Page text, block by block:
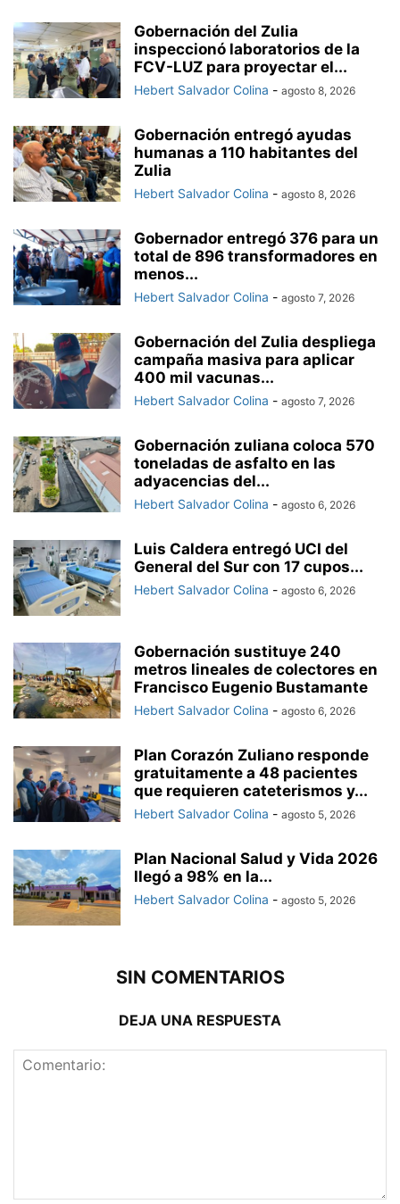
Gobernación del Zulia
inspeccionó laboratorios de la
FCV-LUZ para proyectar el...
Hebert Salvador Colina - agosto 8, 2026
Gobernación entregó ayudas
humanas a 110 habitantes del
Zulia
Hebert Salvador Colina - agosto 8, 2026
Gobernador entregó 376 para un
total de 896 transformadores en
menos...
Hebert Salvador Colina - agosto 7, 2026
Gobernación del Zulia despliega
campaña masiva para aplicar
400 mil vacunas...
Hebert Salvador Colina - agosto 7, 2026
Gobernación zuliana coloca 570
toneladas de asfalto en las
adyacencias del...
Hebert Salvador Colina - agosto 6, 2026
Luis Caldera entregó UCI del
General del Sur con 17 cupos...
Hebert Salvador Colina - agosto 6, 2026
Gobernación sustituye 240
metros lineales de colectores en
Francisco Eugenio Bustamante
Hebert Salvador Colina - agosto 6, 2026
Plan Corazón Zuliano responde
gratuitamente a 48 pacientes
que requieren cateterismos y...
Hebert Salvador Colina - agosto 5, 2026
Plan Nacional Salud y Vida 2026
llegó a 98% en la...
Hebert Salvador Colina - agosto 5, 2026
SIN COMENTARIOS
DEJA UNA RESPUESTA